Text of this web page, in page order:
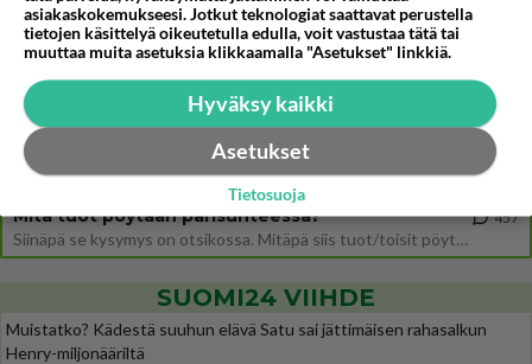
Ernest Lawson täräytti erikoisen heiton TTK-lehdistötilaisuudessa: " Onko tässä tarkoituksena...?"
554
TTK tulee taas tänä syksynä. Ohjelman uudet tähtioppilaat julkistetaan torstaina 6. elokuuta klo 14 alkavassa lehdistö
Mitä tuot pöytään parisuhteessa?
Siinäpä se kysymys on otsikossa. Mitäpä siis tuot/toisit pöytään parisuhteessa? Oletko mies vai nainen? Koetko sen mitä
457
SUOMI24 VIIHDE
Muistatko? Kädestä suuhun elävä Satu sai jättimäisen rahasalkun
Henry-miljonääriltä
asiakaskokemukseesi. Jotkut teknologiat saattavat perustella
tietojen käsittelyä oikeutetulla edulla, voit vastustaa tätä tai
muuttaa muita asetuksia klikkaamalla "Asetukset" linkkiä.
Hyväksy kaikki
Asetukset
Tietosuoja